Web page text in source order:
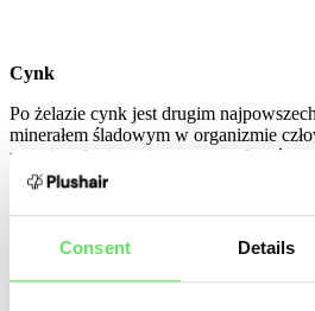
Consent Details
Cynk
Po żelazie cynk jest drugim
minerałem śladowym w organizmie
przeciwutleniacz i pomaga zwalczać
przyspiesza gojenie ran, poprawia
W przypadku
wystąpić wypadanie włosów,
Tutaj jednak również istnieje ryzyko
umiarem. (źródło)